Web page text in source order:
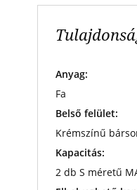
Anyag:
Fa
Belső felület:
Krémszínű
Kapacitás:
2 db S méretű